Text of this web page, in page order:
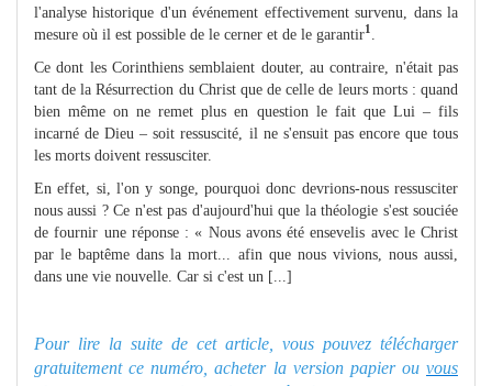
l'analyse historique d'un événement effectivement survenu, dans la
mesure où il est possible de le cerner et de le garantir1
Ce dont les Corinthiens semblaient douter, au contraire, n'était pas
tant de la Résurrection du Christ que de celle de leurs morts : quand
bien même on ne remet plus en question le fait que Lui – fils
incarné de Dieu – soit ressuscité, il ne s'ensuit pas encore que tous
les morts doivent ressusciter.
En effet, si, l'on y songe, pourquoi donc devrions-nous ressusciter
nous aussi ? Ce n'est pas d'aujourd'hui que la théologie s'est souciée
de fournir une réponse : « Nous avons été ensevelis avec le Christ
par le baptême dans la mort... afin que nous vivions, nous aussi,
dans une vie nouvelle. Car si c'est un [...]
Pour lire la suite de cet article, vous pouvez télécharger
gratuitement ce numéro, acheter la version papier ou vous